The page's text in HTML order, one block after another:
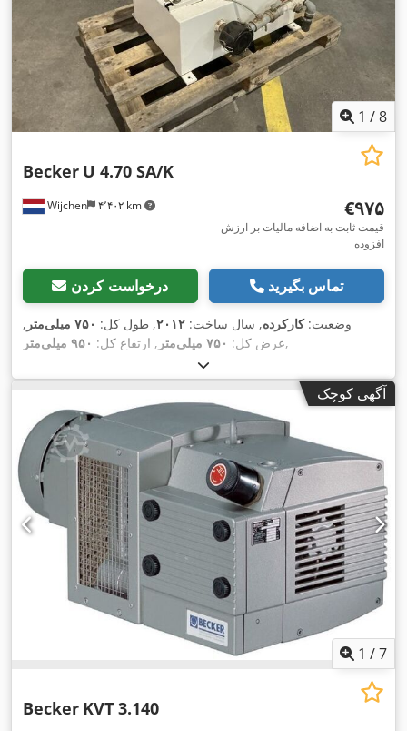
1 /8
Wijchen ۴٬۴۰۲ km
Becker U 4.70 SA/K
‎€۹۷۵
قیمت ثابت به اضافه مالیات بر ارزش
افزوده
درخواست کردن تماس بگیرید
وضعیت:کارکرده, سال ساخت: ۲۰۱۲, طول کل: ۷۵۰ میلی‌متر
,
عرض کل: ۷۵۰ میلی‌متر , ارتفاع کل: ۹۵۰ میلی‌متر ,
آگهی کوچک
1 /7
Becker KVT 3.140